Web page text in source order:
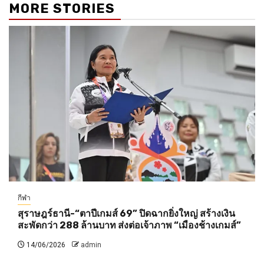
MORE STORIES
กีฬา
สุราษฎร์ธานี-“ตาปีเกมส์ 69” ปิดฉากยิ่งใหญ่ สร้างเงิน
สะพัดกว่า 288 ล้านบาท ส่งต่อเจ้าภาพ “เมืองช้างเกมส์”
14/06/2026 admin